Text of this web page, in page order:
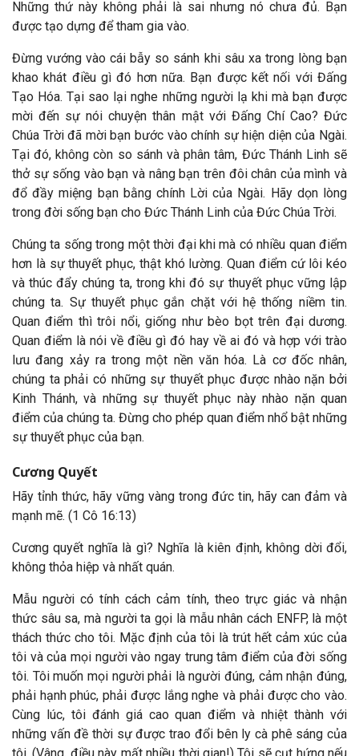
Những thứ này không phải là sai nhưng nó chưa đủ. Bạn
được tạo dựng để tham gia vào.
Đừng vướng vào cái bẫy so sánh khi sâu xa trong lòng bạn
khao khát điều gì đó hơn nữa. Bạn được kết nối với Đấng
Tạo Hóa. Tại sao lại nghe những người lạ khi mà bạn được
mời đến sự nói chuyện thân mật với Đấng Chí Cao? Đức
Chúa Trời đã mời bạn bước vào chính sự hiện diện của Ngài.
Tại đó, không còn so sánh và phân tâm, Đức Thánh Linh sẽ
thở sự sống vào bạn và nâng bạn trên đôi chân của mình và
đổ đầy miệng bạn bằng chính Lời của Ngài. Hãy dọn lòng
trong đời sống bạn cho Đức Thánh Linh của Đức Chúa Trời.
Chúng ta sống trong một thời đại khi mà có nhiều quan điểm
hơn là sự thuyết phục, thật khó lường. Quan điểm cứ lôi kéo
và thúc đẩy chúng ta, trong khi đó sự thuyết phục vững lập
chúng ta. Sự thuyết phục gắn chặt với hệ thống niềm tin.
Quan điểm thì trôi nổi, giống như bèo bọt trên đại dương.
Quan điểm là nói về điều gì đó hay về ai đó và hợp với trào
lưu đang xảy ra trong một nền văn hóa. Là cơ đốc nhân,
chúng ta phải có những sự thuyết phục được nhào nặn bởi
Kinh Thánh, và những sự thuyết phục này nhào nặn quan
điểm của chúng ta. Đừng cho phép quan điểm nhổ bật những
sự thuyết phục của bạn.
Cương Quyết
Hãy tỉnh thức, hãy vững vàng trong đức tin, hãy can đảm và
mạnh mẽ. (1 Cô 16:13)
Cương quyết nghĩa là gì? Nghĩa là kiên định, không dời đổi,
không thỏa hiệp và nhất quán.
Mẫu người có tính cách cảm tính, theo trực giác và nhận
thức sâu sa, mà người ta gọi là mẫu nhân cách ENFP, là một
thách thức cho tôi. Mặc định của tôi là trút hết cảm xúc của
tôi và của mọi người vào ngay trung tâm điểm của đời sống
tôi. Tôi muốn mọi người phải là người đúng, cảm nhận đúng,
phải hạnh phúc, phải được lắng nghe và phải được cho vào.
Cùng lúc, tôi đánh giá cao quan điểm và nhiệt thành với
những vấn đề thời sự được trao đổi bên ly cà phê sáng của
tôi. (Vâng, điều này mất nhiều thời gian!) Tôi sẽ cụt hứng nếu